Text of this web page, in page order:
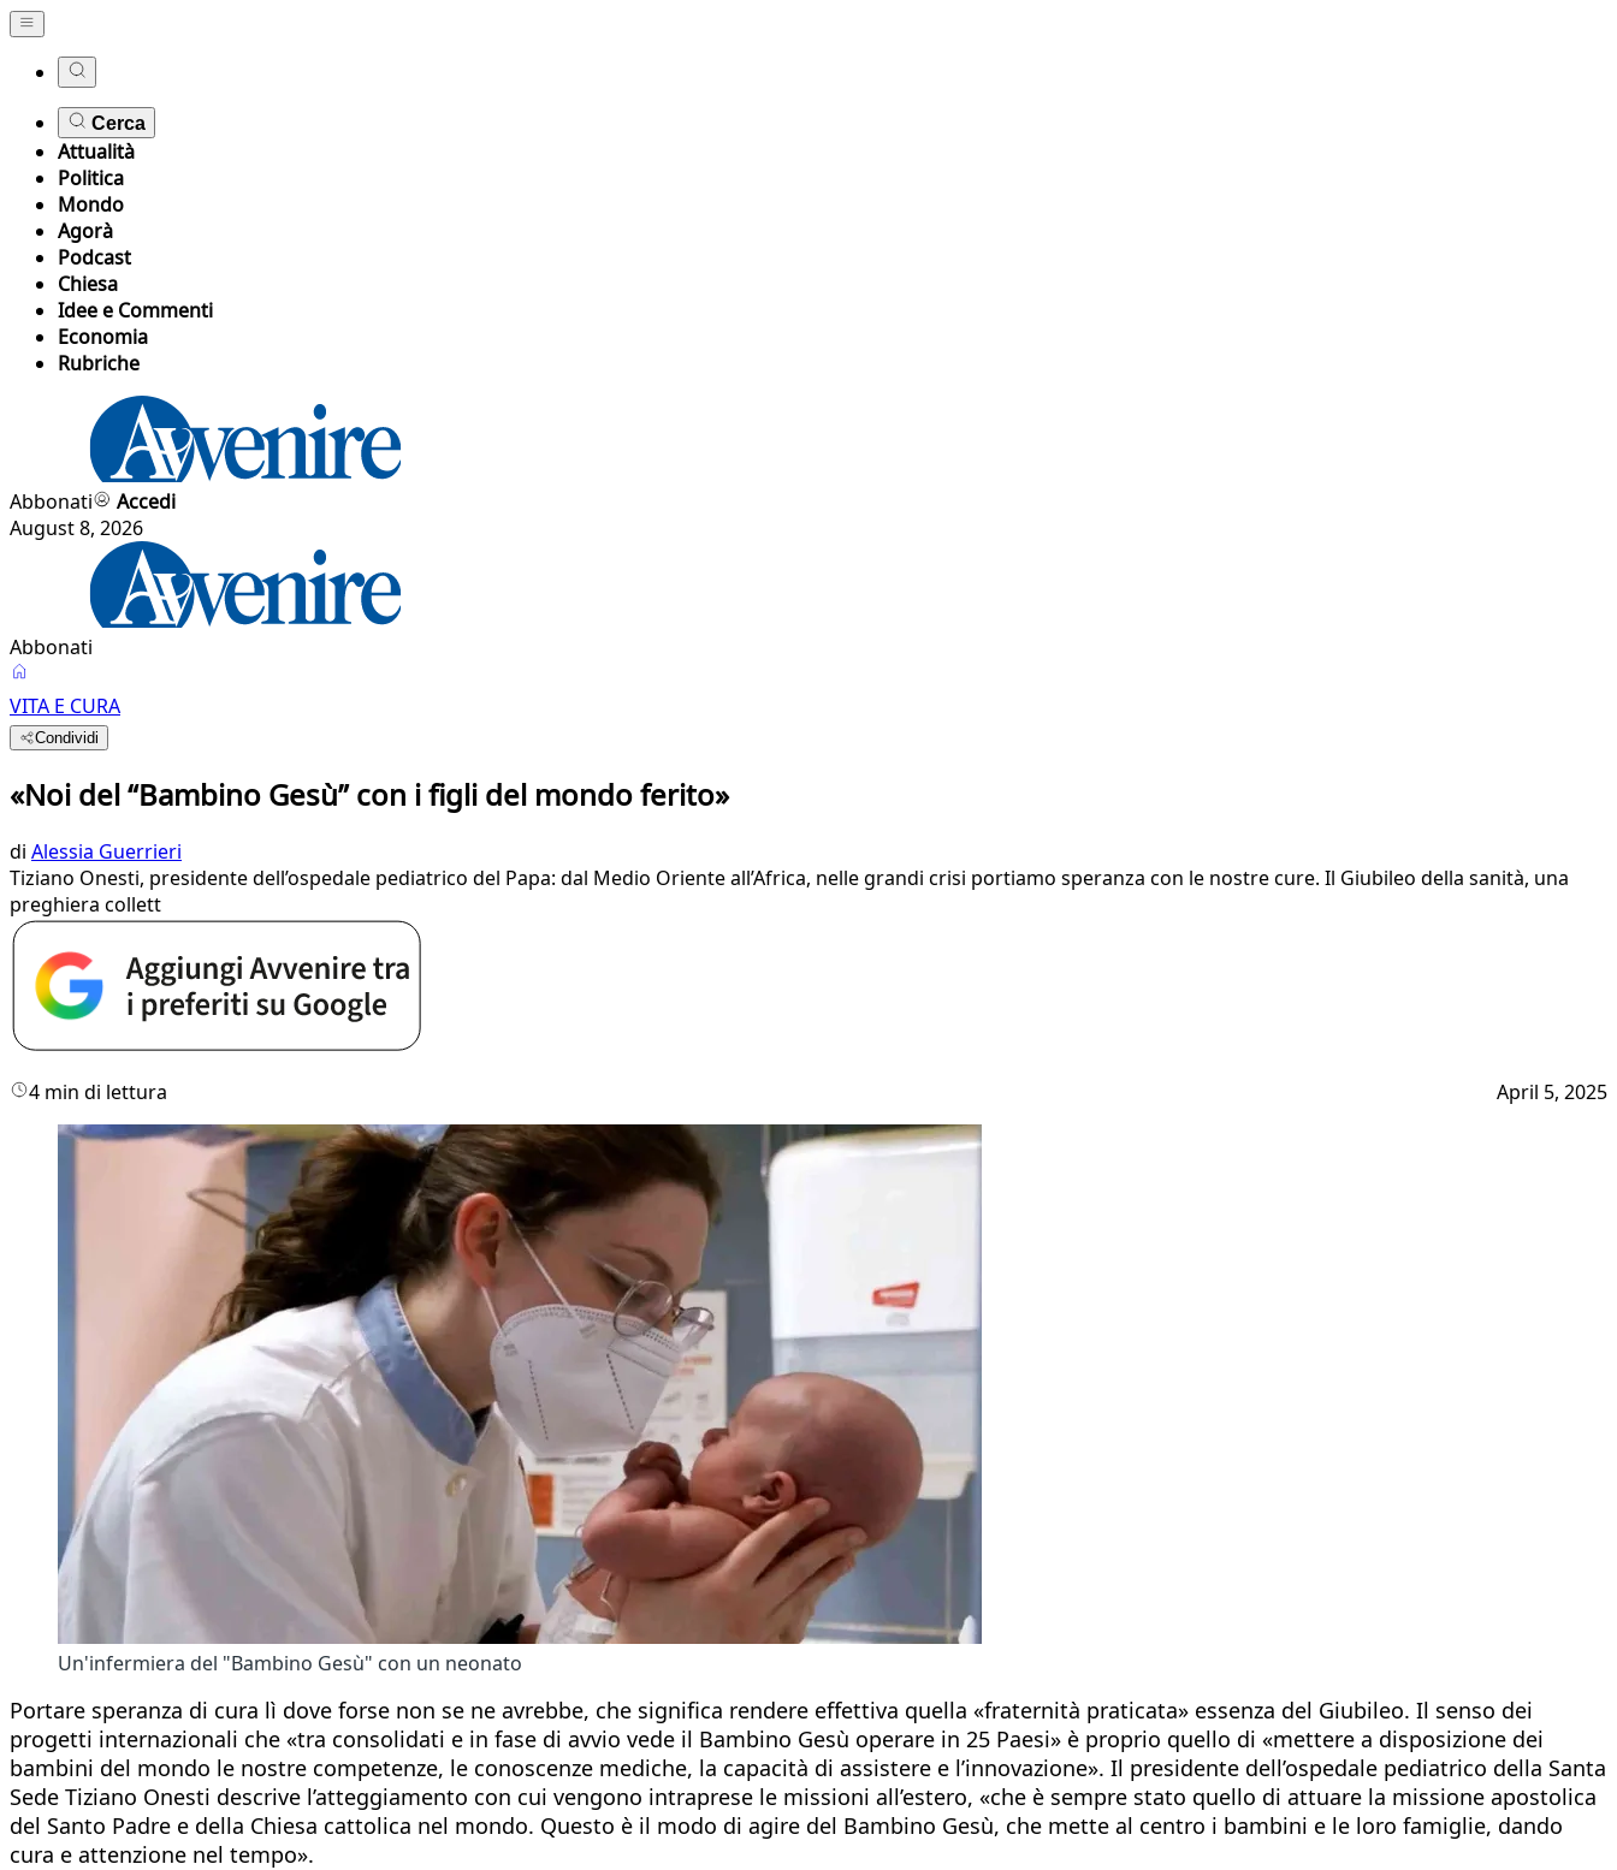
Cerca
Attualità
Politica
Mondo
Agorà
Podcast
Chiesa
Idee e Commenti
Economia
Rubriche
Abbonati
Accedi
August 8, 2026
Abbonati
VITA E CURA
Condividi
«Noi del “Bambino Gesù” con i figli del mondo ferito»
di Alessia Guerrieri
Tiziano Onesti, presidente dell’ospedale pediatrico del Papa: dal Medio Oriente all’Africa, nelle grandi crisi portiamo speranza con le nostre cure. Il Giubileo della sanità, una
preghiera collett
4 min di lettura April 5, 2025
Un'infermiera del "Bambino Gesù" con un neonato
Portare speranza di cura lì dove forse non se ne avrebbe, che significa rendere effettiva quella «fraternità praticata» essenza del Giubileo. Il senso dei
progetti internazionali che «tra consolidati e in fase di avvio vede il Bambino Gesù operare in 25 Paesi» è proprio quello di «mettere a disposizione dei
bambini del mondo le nostre competenze, le conoscenze mediche, la capacità di assistere e l’innovazione». Il presidente dell’ospedale pediatrico della Santa
Sede Tiziano Onesti descrive l’atteggiamento con cui vengono intraprese le missioni all’estero, «che è sempre stato quello di attuare la missione apostolica
del Santo Padre e della Chiesa cattolica nel mondo. Questo è il modo di agire del Bambino Gesù, che mette al centro i bambini e le loro famiglie, dando
cura e attenzione nel tempo».